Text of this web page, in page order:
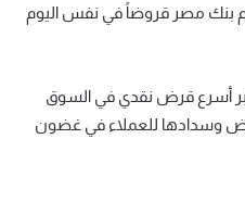
بنك مصر قروضاً في نفس اليوم
أسرع قرض نقدي في السوق
وسدادها للعملاء في غضون